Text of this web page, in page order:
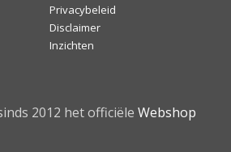
Privacybeleid
Disclaimer
Inzichten
2012 het officiële Webshop